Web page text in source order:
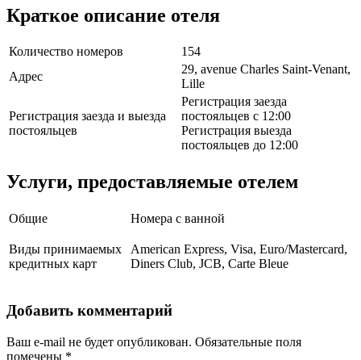
Краткое описание отеля
Количество номеров
154
Адрес
29, avenue Charles Saint-Venant,
Lille
Регистрация заезда и выезда
постояльцев
Регистрация заезда
постояльцев с 12:00
Регистрация выезда
постояльцев до 12:00
Услуги, предоставляемые отелем
Общие Номера с ванной
Виды принимаемых
кредитных карт
American Express, Visa, Euro/Mastercard,
Diners Club, JCB, Carte Bleue
Добавить комментарий
Ваш e-mail не будет опубликован. Обязательные поля
помечены *